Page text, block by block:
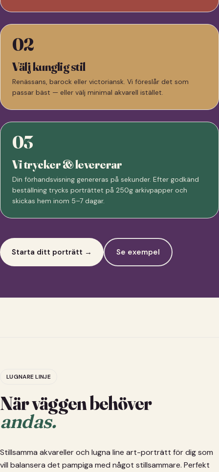
02
Välj kunglig stil
Renässans, barock eller victoriansk. Vi föreslår det som
passar bäst — eller välj minimal akvarell istället.
03
Vi trycker & levererar
Din förhandsvisning genereras på sekunder. Efter godkänd
beställning trycks porträttet på 250g arkivpapper och
skickas hem inom 5–7 dagar.
Starta ditt porträtt → Se exempel
LUGNARE LINJE
När väggen behöver
andas.
Stillsamma akvareller och lugna line art-porträtt för dig som
vill balansera det pampiga med något stillsammare. Perfekt